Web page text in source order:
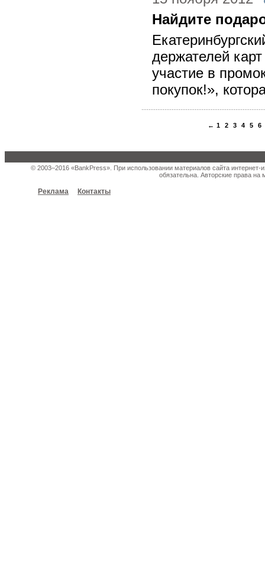
Найдите
держателей
участие в
покупок!»,
← 1 2 3 4 5 6
© 2003–2016 «BankPress». При использовании материалов сайта
обязательна. Авторские права
Реклама Контакты